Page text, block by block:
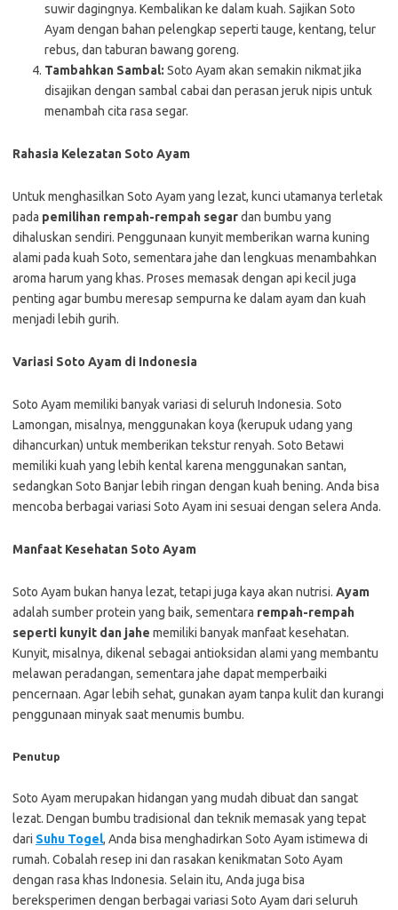
suwir dagingnya. Kembalikan ke dalam kuah. Sajikan Soto
Ayam dengan bahan pelengkap seperti tauge, kentang, telur
rebus, dan taburan bawang goreng.
Tambahkan Sambal: Soto Ayam akan semakin nikmat jika
disajikan dengan sambal cabai dan perasan jeruk nipis untuk
menambah cita rasa segar.
Rahasia Kelezatan Soto Ayam
Untuk menghasilkan Soto Ayam yang lezat, kunci utamanya terletak
pada pemilihan rempah-rempah segardan bumbu yang
dihaluskan sendiri. Penggunaan kunyit memberikan warna kuning
alami pada kuah Soto, sementara jahe dan lengkuas menambahkan
aroma harum yang khas. Proses memasak dengan api kecil juga
penting agar bumbu meresap sempurna ke dalam ayam dan kuah
menjadi lebih gurih.
Variasi Soto Ayam di Indonesia
Soto Ayam memiliki banyak variasi di seluruh Indonesia. Soto
Lamongan, misalnya, menggunakan koya (kerupuk udang yang
dihancurkan) untuk memberikan tekstur renyah. Soto Betawi
memiliki kuah yang lebih kental karena menggunakan santan,
sedangkan Soto Banjar lebih ringan dengan kuah bening. Anda bisa
mencoba berbagai variasi Soto Ayam ini sesuai dengan selera Anda.
Manfaat Kesehatan Soto Ayam
Soto Ayam bukan hanya lezat, tetapi juga kaya akan nutrisi. Ayam
adalah sumber protein yang baik, sementara rempah-rempah
seperti kunyit dan jahe memiliki banyak manfaat kesehatan.
Kunyit, misalnya, dikenal sebagai antioksidan alami yang membantu
melawan peradangan, sementara jahe dapat memperbaiki
pencernaan. Agar lebih sehat, gunakan ayam tanpa kulit dan kurangi
penggunaan minyak saat menumis bumbu.
Penutup
Soto Ayam merupakan hidangan yang mudah dibuat dan sangat
lezat. Dengan bumbu tradisional dan teknik memasak yang tepat
dari Suhu Togel, Anda bisa menghadirkan Soto Ayam istimewa di
rumah. Cobalah resep ini dan rasakan kenikmatan Soto Ayam
dengan rasa khas Indonesia. Selain itu, Anda juga bisa
bereksperimen dengan berbagai variasi Soto Ayam dari seluruh